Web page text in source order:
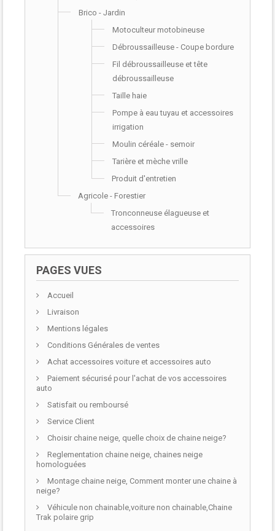
Brico - Jardin
Motoculteur motobineuse
Débroussailleuse - Coupe bordure
Fil débroussailleuse et tête
débroussailleuse
Taille haie
Pompe à eau tuyau et accessoires
irrigation
Moulin céréale - semoir
Tarière et mèche vrille
Produit d'entretien
Agricole - Forestier
Tronconneuse élagueuse et
accessoires
PAGES VUES
Accueil
Livraison
Mentions légales
Conditions Générales de ventes
Achat accessoires voiture et accessoires auto
Paiement sécurisé pour l'achat de vos accessoires
auto
Satisfait ou remboursé
Service Client
Choisir chaine neige, quelle choix de chaine neige?
Reglementation chaine neige, chaines neige
homologuées
Montage chaine neige, Comment monter une chaine à
neige?
Véhicule non chainable,voiture non chainable,Chaine
Trak polaire grip